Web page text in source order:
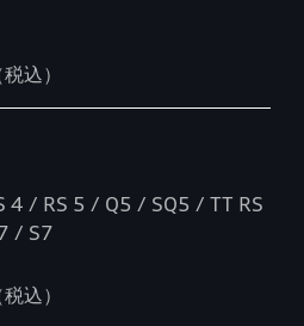
込）
4 / RS 5 / Q5 / SQ5 / TT RS
/ S7
込）